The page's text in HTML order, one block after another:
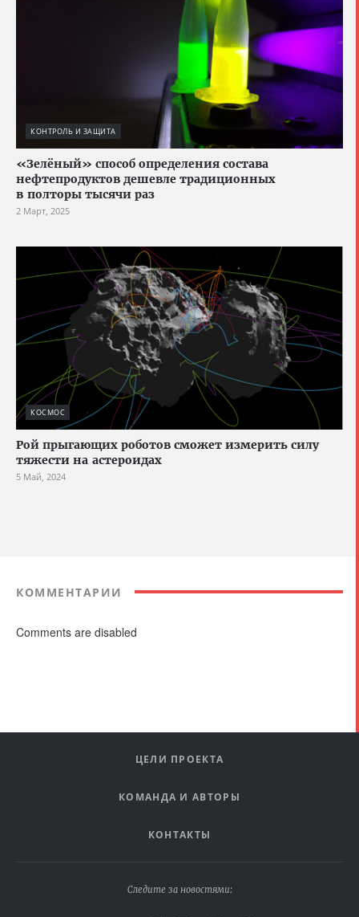
КОНТРОЛЬ И ЗАЩИТА
«Зелёный» способ определения состава
нефтепродуктов дешевле традиционных
в полторы тысячи раз
2 Март, 2025
КОСМОС
Рой прыгающих роботов сможет измерить силу
тяжести на астероидах
5 Май, 2024
КОММЕНТАРИИ
Comments are disabled
ЦЕЛИ ПРОЕКТА
КОМАНДА И АВТОРЫ
КОНТАКТЫ
Следите за новостями: